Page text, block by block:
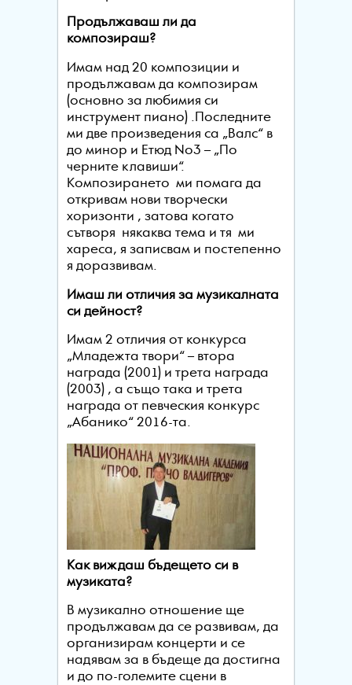
Продължаваш ли да
композираш?
Имам над 20 композиции и
продължавам да композирам
(основно за любимия си
инструмент пиано) .Последните
ми две произведения са „Валс“ в
до минор и Етюд No3 – „По
черните клавиши“.
Композирането ми помага да
откривам нови творчески
хоризонти , затова когато
сътворя някаква тема и тя ми
хареса, я записвам и постепенно
я доразвивам.
Имаш ли отличия за музикалната
си дейност?
Имам 2 отличия от конкурса
„Младежта твори“ – втора
награда (2001) и трета награда
(2003) , а също така и трета
награда от певческия конкурс
„Абанико“ 2016-та.
Как виждаш бъдещето си в
музиката?
В музикално отношение ще
продължавам да се развивам, да
организирам концерти и се
надявам за в бъдеще да достигна
и до по-големите сцени в